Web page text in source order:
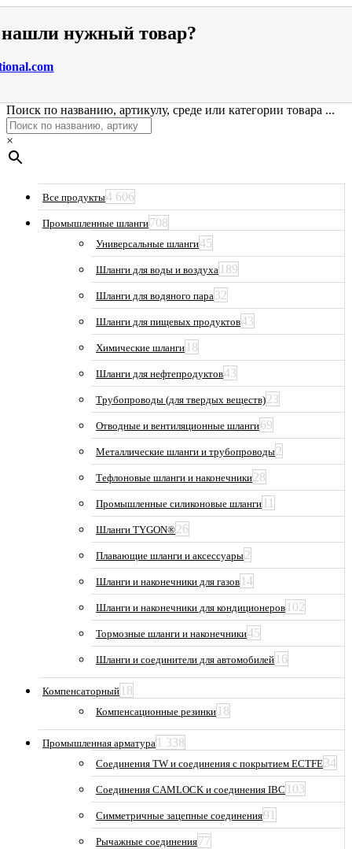
нужный товар?
Поиск по названию, артикулу, среде или категории товара ...
×
Все продукты4 606
Промышленные шланги708
Универсальные шланги45
Шланги для воды и воздуха 189
Шланги для водяного пара32
Шланги для пищевых продуктов43
Химические шланги 18
Шланги для нефтепродуктов43
Трубопроводы (для твердых веществ)23
Отводные и вентиляционные шланги69
Металлические шланги и трубопроводы2
Тефлоновые шланги и наконечники28
Промышленные силиконовые шланги 11
Шланги TYGON®26
Плавающие шланги и аксессуары2
Шланги и наконечники для газов 14
Шланги и наконечники для кондиционеров 102
Тормозные шланги и наконечники45
Шланги и соединители для автомобилей 16
Компенсаторный 18
Компенсационные резинки 18
Промышленная арматура 1 338
Соединения TW и соединения с покрытием ECTFE34
Соединения CAMLOCK и соединения IBC 103
Симметричные зацепные соединения91
Рычажные соединения77